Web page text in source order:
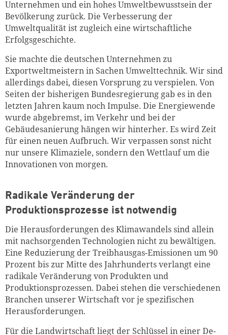
Unternehmen und ein hohes Umweltbewusstsein der
Bevölkerung zurück. Die Verbesserung der
Umweltqualität ist zugleich eine wirtschaftliche
Erfolgsgeschichte.
Sie machte die deutschen Unternehmen zu
Exportweltmeistern in Sachen Umwelttechnik. Wir sind
allerdings dabei, diesen Vorsprung zu verspielen. Von
Seiten der bisherigen Bundesregierung gab es in den
letzten Jahren kaum noch Impulse. Die Energiewende
wurde abgebremst, im Verkehr und bei der
Gebäudesanierung hängen wir hinterher. Es wird Zeit
für einen neuen Aufbruch. Wir verpassen sonst nicht
nur unsere Klimaziele, sondern den Wettlauf um die
Innovationen von morgen.
Radikale Veränderung der
Produktionsprozesse ist notwendig
Die Herausforderungen des Klimawandels sind allein
mit nachsorgenden Technologien nicht zu bewältigen.
Eine Reduzierung der Treibhausgas-Emissionen um 90
Prozent bis zur Mitte des Jahrhunderts verlangt eine
radikale Veränderung von Produkten und
Produktionsprozessen. Dabei stehen die verschiedenen
Branchen unserer Wirtschaft vor je spezifischen
Herausforderungen.
Für die Landwirtschaft liegt der Schlüssel in einer De-